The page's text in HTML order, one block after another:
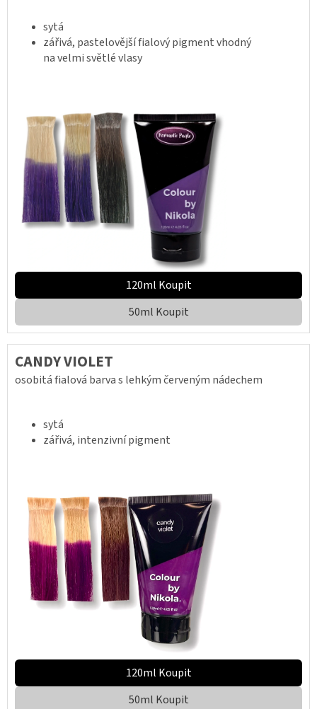
sytá
zářivá, pastelovější fialový pigment vhodný
na velmi světlé vlasy
120ml Koupit
50ml Koupit
CANDY VIOLET
osobitá fialová barva s lehkým červeným nádechem
sytá
zářivá, intenzivní pigment
120ml Koupit
50ml Koupit